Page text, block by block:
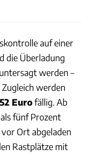
auf einer
die Überladung
werden –
werden
Eurofällig. Ab
fünf Prozent
Ort abgeladen
Rastplätze mit